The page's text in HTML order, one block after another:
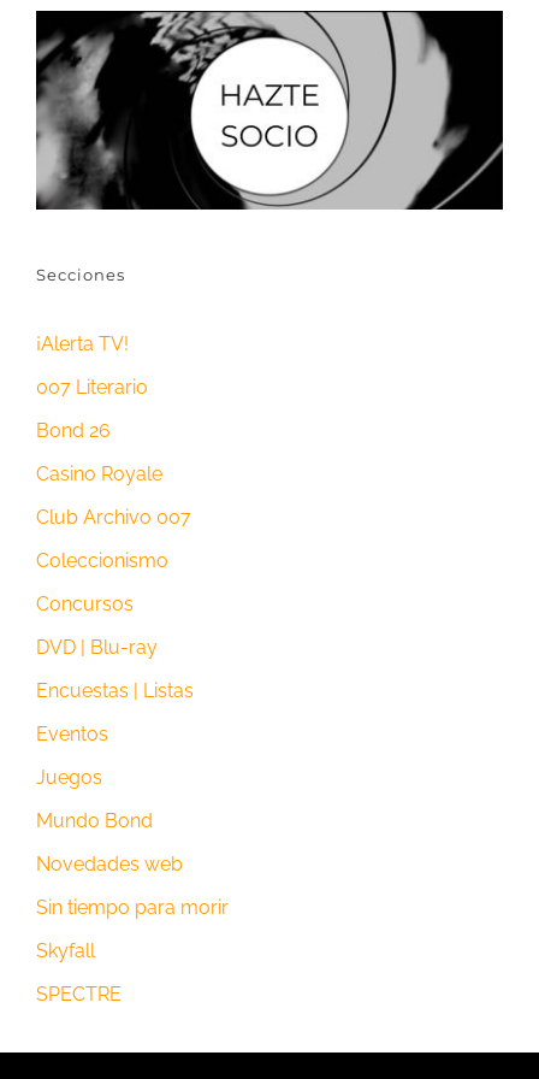
Secciones
¡Alerta TV!
007 Literario
Bond 26
Casino Royale
Club Archivo 007
Coleccionismo
Concursos
DVD | Blu-ray
Encuestas | Listas
Eventos
Juegos
Mundo Bond
Novedades web
Sin tiempo para morir
Skyfall
SPECTRE